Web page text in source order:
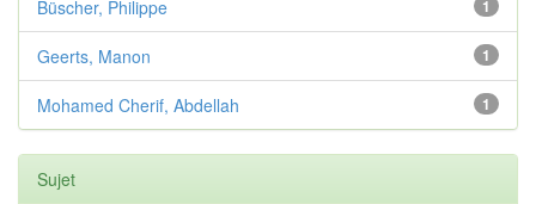
1
Büscher, Philippe
1
Geerts, Manon
1
Mohamed Cherif, Abdellah
Sujet